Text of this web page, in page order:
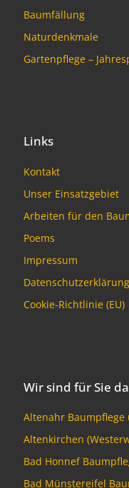
Baumfällung
Naturdenkmale
Gartenpflege –
Links
Kontakt
Unser Einsatzgebiet
Arbeiten für den
Poems
Impressum
Datenschutzerklärung
Cookie-Richtlinie (EU)
Wir sind für Sie da
Altenahr
Altenkirchen
Bad Honnef
Bad Münstereifel